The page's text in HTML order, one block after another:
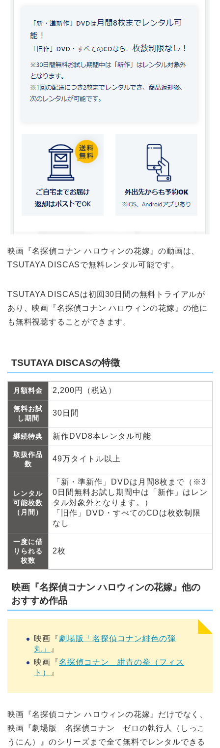
映画『名探偵コナン ハロウィンの花嫁』の動画は、
TSUTAYA DISCASで無料レンタル可能です。
TSUTAYA DISCASは初回30日間の無料トライアルが
あり、映画『名探偵コナン ハロウィンの花嫁』の他に
も無料視聴することができます。
TSUTAYA DISCASの特徴
月額料金 2,200円（税込）
無料お試
し期間
30日間
継続特典 新作DVD8本レンタル可能
取扱作品
数
49万タイトル以上
レンタル
可能枚数
（月間）
「新・準新作」DVDは月間8枚まで（※3
0日間無料お試し期間中は「新作」はレン
タル対象外となります。）
「旧作」DVD・すべてのCDは枚数制限
なし
一度に借
りられる
枚数
2枚
映画『名探偵コナン ハロウィンの花嫁』他の
おすすめ作品
映画『劇場版「名探偵コナン緋色の弾
丸」
』
映画『名探偵コナン 紺青の拳（フィス
ト）
』
映画『名探偵コナン ハロウィンの花嫁』だけでなく、
映画『劇場版 名探偵コナン ゼロの執行人（しっこ
うにん）』のシリーズまで全て無料でレンタルできる